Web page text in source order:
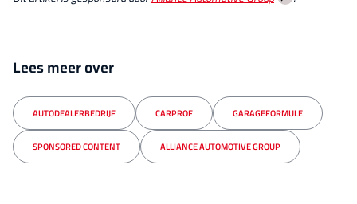
Lees meer over
AUTODEALERBEDRIJF CARPROF GARAGEFORMULE
SPONSORED CONTENT ALLIANCE AUTOMOTIVE GROUP